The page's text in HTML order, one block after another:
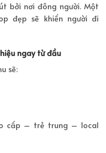
bởi nơi đông người. Một
đẹp sẽ khiến người đi
ngay từ đầu
sẽ:
cấp – trẻ trung – local